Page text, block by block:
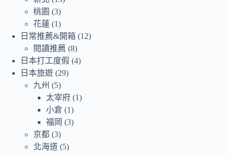
桃園 (3)
花蓮 (1)
日常推薦&開箱 (12)
閱讀推薦 (8)
日本打工度假 (4)
日本旅遊 (29)
九州 (5)
太宰府 (1)
小倉 (1)
福岡 (3)
京都 (3)
北海道 (5)